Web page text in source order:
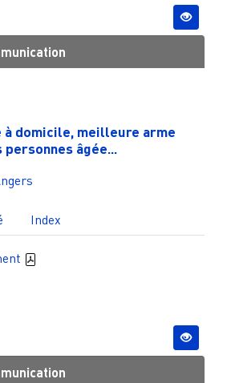
à domicile, meilleure arme
âgée...
Index